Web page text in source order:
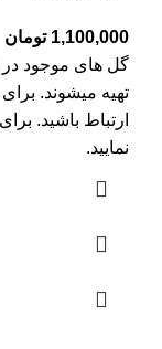
1,100,000 تومان
گل های موجود در
تهیه میشوند.
ارتباط باشید.
نمایید.